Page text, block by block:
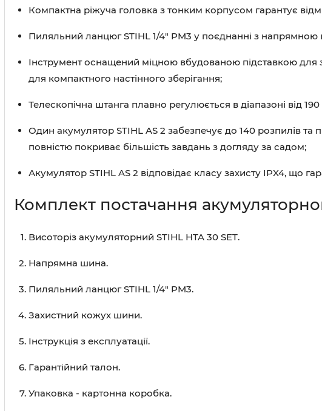
Компактна ріжуча головка з тонким корпусом гарантує
Пиляльний ланцюг STIHL 1/4" PM3 у поєднанні з напрямною
Інструмент оснащений міцною вбудованою підставкою для
для компактного настінного зберігання;
Телескопічна штанга плавно регулюється в діапазоні від
Один акумулятор STIHL AS 2 забезпечує до 140 розпилів
повністю покриває більшість завдань з догляду за садом;
Акумулятор STIHL AS 2 відповідає класу захисту IPX4, що
Комплект постачання
Висоторіз акумуляторний STIHL HTA 30 SET.
Напрямна шина.
Пиляльний ланцюг STIHL 1/4" PM3.
Захистний кожух шини.
Інструкція з експлуатації.
Гарантійний талон.
Упаковка - картонна коробка.